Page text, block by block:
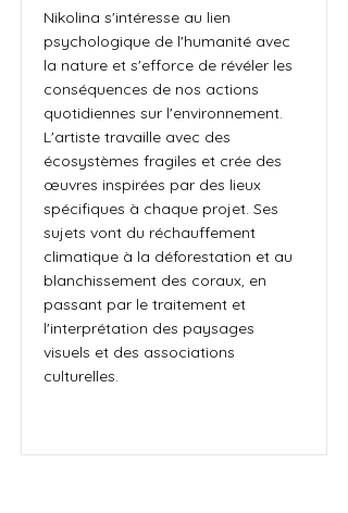
Nikolina s'intéresse au lien
psychologique de l'humanité avec
la nature et s'efforce de révéler les
conséquences de nos actions
quotidiennes sur l'environnement.
L'artiste travaille avec des
écosystèmes fragiles et crée des
œuvres inspirées par des lieux
spécifiques à chaque projet. Ses
sujets vont du réchauffement
climatique à la déforestation et au
blanchissement des coraux, en
passant par le traitement et
l'interprétation des paysages
visuels et des associations
culturelles.